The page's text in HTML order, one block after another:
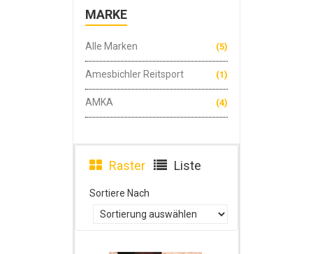
MARKE
Alle Marken (5)
Amesbichler Reitsport (1)
AMKA (4)
Raster Liste
Sortiere Nach